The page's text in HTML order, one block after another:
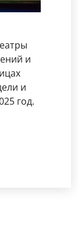
и
и
год.